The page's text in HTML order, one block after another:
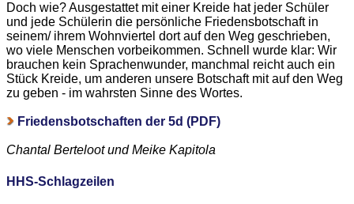
Doch wie? Ausgestattet mit einer Kreide hat jeder Schüler
und jede Schülerin die persönliche Friedensbotschaft in
seinem/ ihrem Wohnviertel dort auf den Weg geschrieben,
wo viele Menschen vorbeikommen. Schnell wurde klar: Wir
brauchen kein Sprachenwunder, manchmal reicht auch ein
Stück Kreide, um anderen unsere Botschaft mit auf den Weg
zu geben - im wahrsten Sinne des Wortes.
Friedensbotschaften der 5d (PDF)
Chantal Berteloot und Meike Kapitola
HHS-Schlagzeilen